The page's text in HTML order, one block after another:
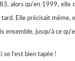
alors qu’en 1999, elle
Elle précisait même,
ensemble, jusqu’à ce
l’est bien tapée !